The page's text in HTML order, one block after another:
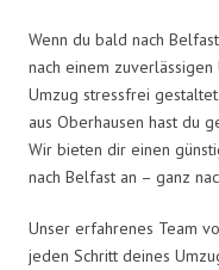
Wenn du bald nach
nach einem
Umzug stressfrei
aus Oberhausen hast du
Wir bieten dir einen
nach Belfast an – ganz
Unser erfahrenes Team
jeden Schritt deines